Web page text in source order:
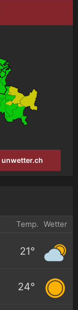
unwetter.ch
Temp. Wetter
21°
24°